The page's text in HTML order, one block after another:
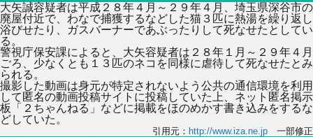
大矢誠容疑者は平成２８年４月～２９年４月、埼玉県深谷市の
廃屋付近で、わなで捕獲するなどした猫３匹に熱湯を繰り返し
浴びせたり、ガスバーナーであぶったりして死なせたとしてい
る。
警視庁保安課によると、大矢容疑者は２８年１月～２９年４月
ごろ、少なくとも１３匹のネコを同様に虐待して死なせたとみ
られる。
撮影した動画は身元が特定されないよう公共の通信環境を利用
して匿名の動画投稿サイトに投稿していた上、ネット匿名掲示
板「２ちゃんねる」などに掲載をほのめかす書き込みをするな
どしていた。
引用元： http://www.iza.ne.jp 一部修正